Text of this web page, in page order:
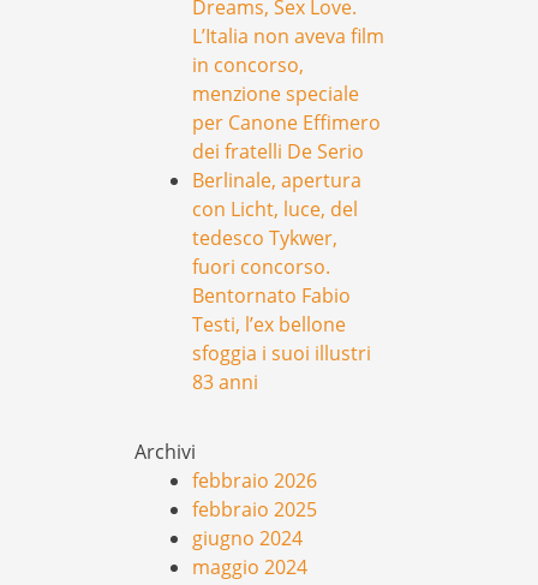
Dreams, Sex Love.
L’Italia non aveva film
in concorso,
menzione speciale
per Canone Effimero
dei fratelli De Serio
Berlinale, apertura
con Licht, luce, del
tedesco Tykwer,
fuori concorso.
Bentornato Fabio
Testi, l’ex bellone
sfoggia i suoi illustri
83 anni
Archivi
febbraio 2026
febbraio 2025
giugno 2024
maggio 2024